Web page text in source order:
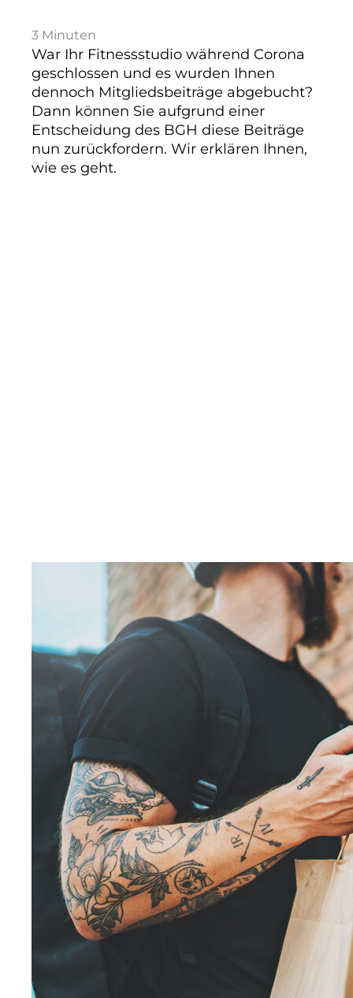
3 Minuten
War Ihr Fitnessstudio während Corona
geschlossen und es wurden Ihnen
dennoch Mitgliedsbeiträge abgebucht?
Dann können Sie aufgrund einer
Entscheidung des BGH diese Beiträge
nun zurückfordern. Wir erklären Ihnen,
wie es geht.